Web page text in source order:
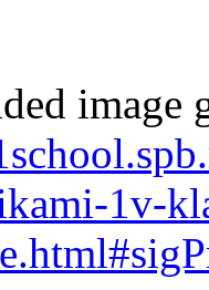
image
1v-